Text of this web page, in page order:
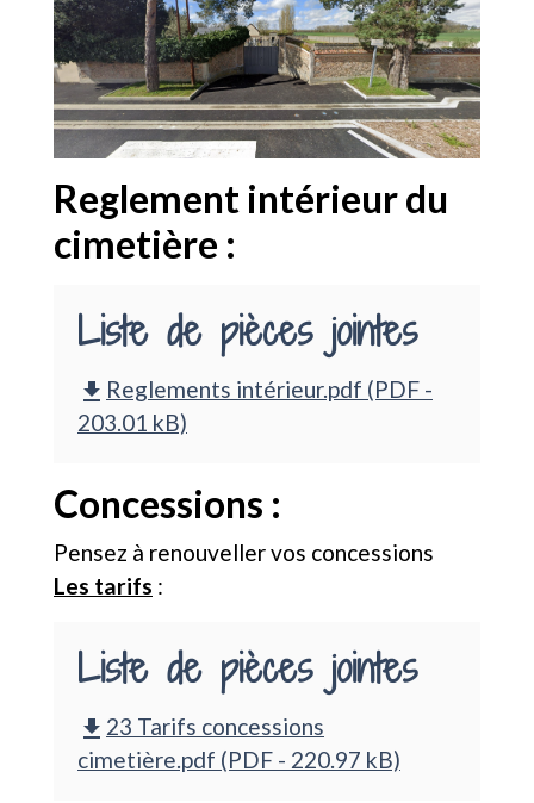
Reglement intérieur du
cimetière :
Liste de pièces jointes
file_download Reglements intérieur.pdf (PDF -
203.01 kB)
Concessions :
Pensez à renouveller vos concessions
Les tarifs :
Liste de pièces jointes
file_download 23 Tarifs concessions
cimetière.pdf (PDF - 220.97 kB)